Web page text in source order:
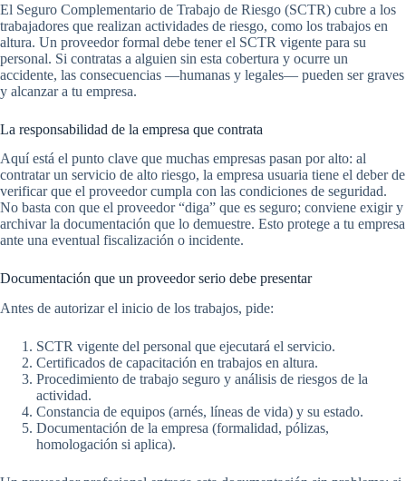
El Seguro Complementario de Trabajo de Riesgo (SCTR) cubre a los
trabajadores que realizan actividades de riesgo, como los trabajos en
altura. Un proveedor formal debe tener el SCTR vigente para su
personal. Si contratas a alguien sin esta cobertura y ocurre un
accidente, las consecuencias —humanas y legales— pueden ser graves
y alcanzar a tu empresa.
La responsabilidad de la empresa que contrata
Aquí está el punto clave que muchas empresas pasan por alto: al
contratar un servicio de alto riesgo, la empresa usuaria tiene el deber de
verificar que el proveedor cumpla con las condiciones de seguridad.
No basta con que el proveedor “diga” que es seguro; conviene exigir y
archivar la documentación que lo demuestre. Esto protege a tu empresa
ante una eventual fiscalización o incidente.
Documentación que un proveedor serio debe presentar
Antes de autorizar el inicio de los trabajos, pide:
SCTR vigente del personal que ejecutará el servicio.
Certificados de capacitación en trabajos en altura.
Procedimiento de trabajo seguro y análisis de riesgos de la
actividad.
Constancia de equipos (arnés, líneas de vida) y su estado.
Documentación de la empresa (formalidad, pólizas,
homologación si aplica).